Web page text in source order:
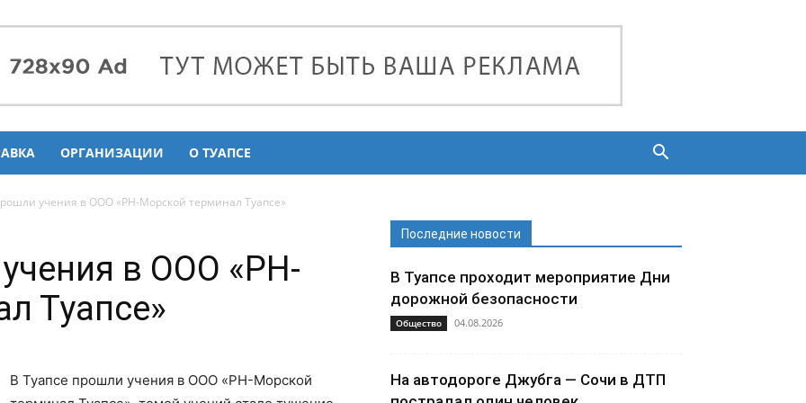
ОРГАНИЗАЦИИ О ТУАПСЕ
учения в ООО «РН-Морской терминал Туапсе»
в ООО «РН-
Туапсе»
В Туапсе прошли учения в ООО «РН-Морской
Последние новости
В Туапсе проходит мероприятие Дни
дорожной безопасности
Общество 04.08.2026
На автодороге Джубга — Сочи в ДТП